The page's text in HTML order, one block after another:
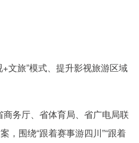
文旅”模式、提升影视旅游区域
务厅、省体育局、省广电局联
，围绕“跟着赛事游四川”“跟着